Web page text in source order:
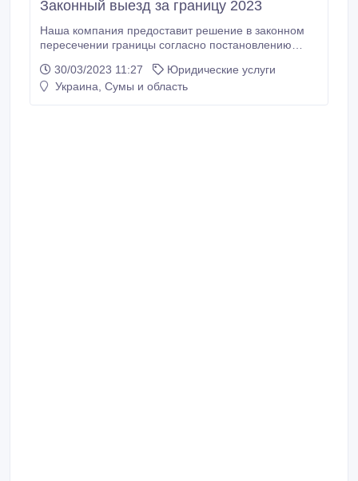
Законный выезд за границу 2023
Наша компания предоставит решение в законном
пересечении границы согласно постановлению
7 дней. Выезд разрешен после 30 дней с момента
оформления. ТГ - vyezd_ua_2023 093 868 97 12 -
30/03/2023 11:27
Юридические услуги
Украина, Сумы и область